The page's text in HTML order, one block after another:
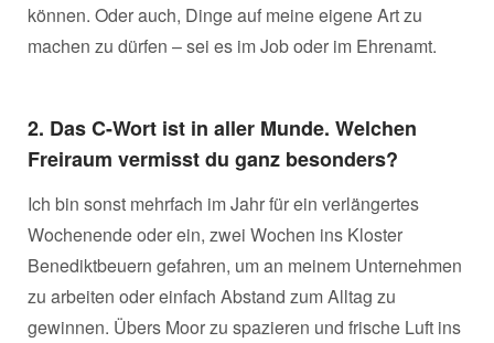
können. Oder auch, Dinge auf meine eigene Art zu
machen zu dürfen – sei es im Job oder im Ehrenamt.
2. Das C-Wort ist in aller Munde. Welchen
Freiraum vermisst du ganz besonders?
Ich bin sonst mehrfach im Jahr für ein verlängertes
Wochenende oder ein, zwei Wochen ins Kloster
Benediktbeuern gefahren, um an meinem Unternehmen
zu arbeiten oder einfach Abstand zum Alltag zu
gewinnen. Übers Moor zu spazieren und frische Luft ins